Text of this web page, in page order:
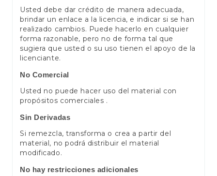
Usted debe dar crédito de manera adecuada,
brindar un enlace a la licencia, e indicar si se han
realizado cambios. Puede hacerlo en cualquier
forma razonable, pero no de forma tal que
sugiera que usted o su uso tienen el apoyo de la
licenciante.
No Comercial
Usted no puede hacer uso del material con
propósitos comerciales .
Sin Derivadas
Si remezcla, transforma o crea a partir del
material, no podrá distribuir el material
modificado.
No hay restricciones adicionales